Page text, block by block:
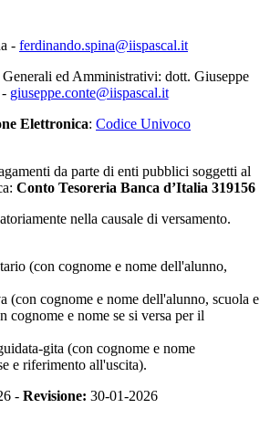
- ferdinando.spina@iispascal.it
ed Amministrativi: dott. Giuseppe
giuseppe.conte@iispascal.it
Elettronica: Codice Univoco
da parte di enti pubblici soggetti al
Conto Tesoreria Banca d’Italia 319156
nella causale di versamento.
(con cognome e nome dell'alunno,
(con cognome e nome dell'alunno, scuola e
cognome e nome se si versa per il
gita (con cognome e nome
e riferimento all'uscita).
- Revisione: 30-01-2026